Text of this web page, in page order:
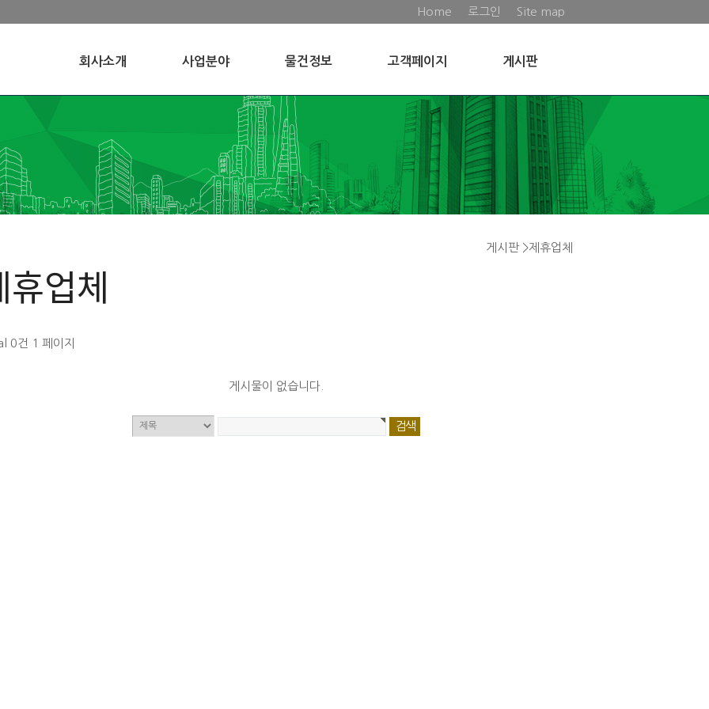
Site map
로그인
Home
회사소개 사업분야 물건정보 고객페이지 게시판
게시판 >제휴업체
휴업체
0건 1 페이지
게시물이 없습니다.